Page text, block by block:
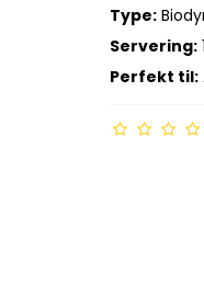
Type:
Servering:
Perfekt til: